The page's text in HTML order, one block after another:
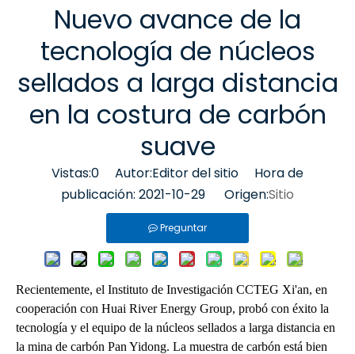
Nuevo avance de la
tecnología de núcleos
sellados a larga distancia
en la costura de carbón
suave
Vistas:0 Autor:Editor del sitio Hora de
publicación: 2021-10-29 Origen:Sitio
Preguntar
Recientemente, el Instituto de Investigación CCTEG Xi'an, en
cooperación con Huai River Energy Group, probó con éxito la
tecnología y el equipo de la núcleos sellados a larga distancia en
la mina de carbón Pan Yidong. La muestra de carbón está bien